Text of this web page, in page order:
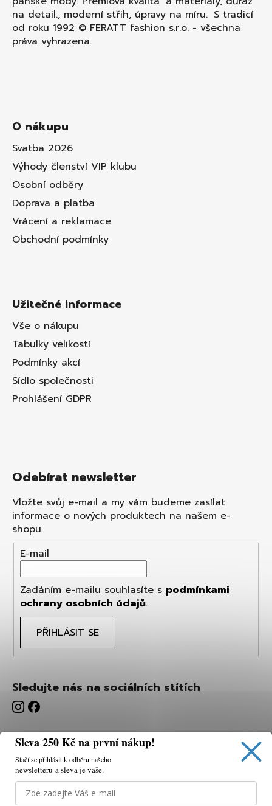
Používáme cookies, abychom vám umožnili pohodlné
prohlížení webu a díky analýze webu neustále zlepšovat
na detail., moderní střih, úpravy na míru. S tradicí
od roku 1992 © FERATT fashion s.r.o. - všechna
práva vyhrazena.
O nákupu
Svatba 2026
Výhody členství VIP klubu
Osobní odběry
Doprava a platba
Vrácení a reklamace
Obchodní podmínky
Užitečné informace
Vše o nákupu
Tabulky velikostí
Podmínky akcí
Sídlo společnosti
Prohlášení GDPR
Odebírat newsletter
Vložte svůj e-mail a my vám budeme zasílat
informace o nových produktech na našem e-
shopu.
E-mail
Zadáním e-mailu souhlasíte s podmínkami
ochrany osobních údajů.
PŘIHLÁSIT SE
Sledujte nás na sociálních stítích
Sleva 250 Kč na první nákup!
Stačí se přihlásit k odběru našeho
newsletteru a sleva je vaše.